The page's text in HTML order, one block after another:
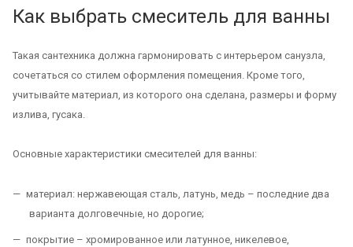
Как выбрать смеситель для ванны
Такая сантехника должна гармонировать с интерьером санузла,
сочетаться со стилем оформления помещения. Кроме того,
учитывайте материал, из которого она сделана, размеры и форму
излива, гусака.
Основные характеристики смесителей для ванны:
материал: нержавеющая сталь, латунь, медь – последние два
варианта долговечные, но дорогие;
покрытие – хромированное или латунное, никелевое,